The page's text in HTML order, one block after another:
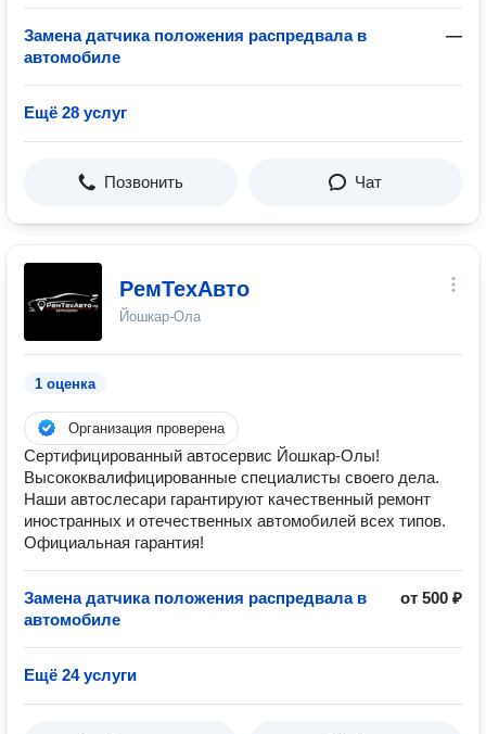
Замена датчика положения распредвала в
автомобиле
—
Ещё 28 услуг
Позвонить Чат
РемТехАвто
Йошкар-Ола
1 оценка
Организация проверена
Сертифицированный автосервис Йошкар-Олы!
Высококвалифицированные специалисты своего дела.
Наши автослесари гарантируют качественный ремонт
иностранных и отечественных автомобилей всех типов.
Официальная гарантия!
Замена датчика положения распредвала в
автомобиле
от 500 ₽
Ещё 24 услуги